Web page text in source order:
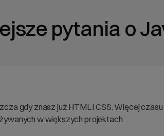
pytania o
gdy znasz już HTML i CSS. Więcej
w większych projektach.